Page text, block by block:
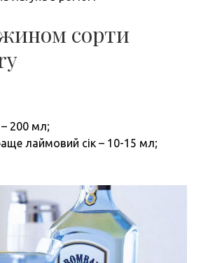
сорти
200 мл;
лаймовий сік – 10-15 мл;